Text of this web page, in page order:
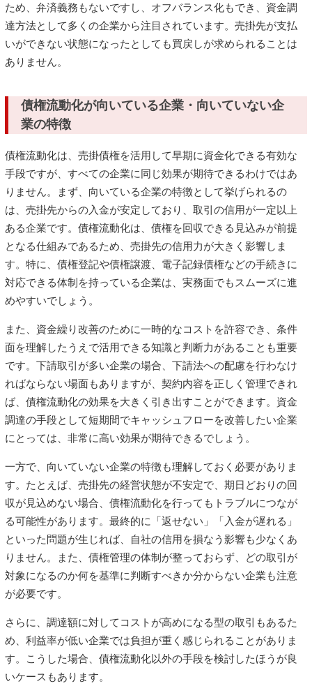
ため、弁済義務もないですし、オフバランス化もでき、資金調
達方法として多くの企業から注目されています。売掛先が支払
いができない状態になったとしても買戻しが求められることは
ありません。
債権流動化が向いている企業・向いていない企
業の特徴
債権流動化は、売掛債権を活用して早期に資金化できる有効な
手段ですが、すべての企業に同じ効果が期待できるわけではあ
りません。まず、向いている企業の特徴として挙げられるの
は、売掛先からの入金が安定しており、取引の信用が一定以上
ある企業です。債権流動化は、債権を回収できる見込みが前提
となる仕組みであるため、売掛先の信用力が大きく影響しま
す。特に、債権登記や債権譲渡、電子記録債権などの手続きに
対応できる体制を持っている企業は、実務面でもスムーズに進
めやすいでしょう。
また、資金繰り改善のために一時的なコストを許容でき、条件
面を理解したうえで活用できる知識と判断力があることも重要
です。下請取引が多い企業の場合、下請法への配慮を行わなけ
ればならない場面もありますが、契約内容を正しく管理できれ
ば、債権流動化の効果を大きく引き出すことができます。資金
調達の手段として短期間でキャッシュフローを改善したい企業
にとっては、非常に高い効果が期待できるでしょう。
一方で、向いていない企業の特徴も理解しておく必要がありま
す。たとえば、売掛先の経営状態が不安定で、期日どおりの回
収が見込めない場合、債権流動化を行ってもトラブルにつなが
る可能性があります。最終的に「返せない」「入金が遅れる」
といった問題が生じれば、自社の信用を損なう影響も少なくあ
りません。また、債権管理の体制が整っておらず、どの取引が
対象になるのか何を基準に判断すべきか分からない企業も注意
が必要です。
さらに、調達額に対してコストが高めになる型の取引もあるた
め、利益率が低い企業では負担が重く感じられることがありま
す。こうした場合、債権流動化以外の手段を検討したほうが良
いケースもあります。